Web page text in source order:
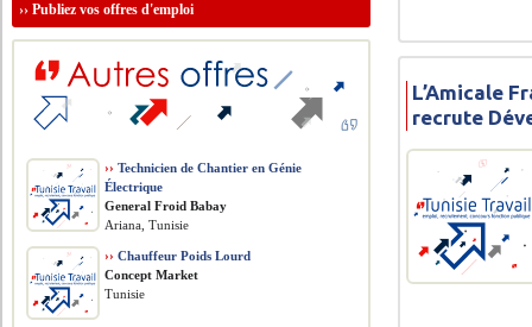
L’Amicale
recrute
››Publiez vos offres d'emploi
›› Technicien de Chantier en Génie
Électrique
General Froid Babay
Ariana, Tunisie
›› Chauffeur Poids Lourd
Concept Market
Tunisie